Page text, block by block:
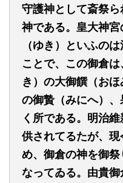
守護神として斎祭
神である。皇大神
（ゆき）といふの
ことで、この御倉
き）の大御饌（お
の御贄（みにへ）
く所である。明治
供されてるたが、
め、御倉の神を御
なってゐる。由貴